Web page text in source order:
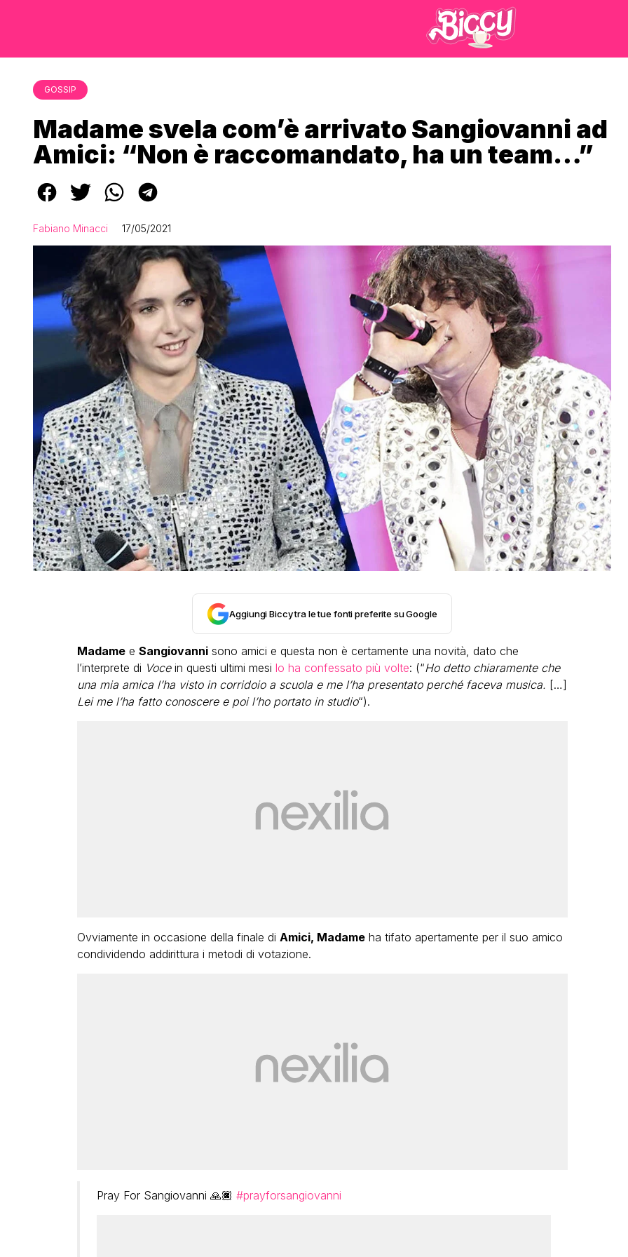
GOSSIP
Madame svela com’è arrivato Sangiovanni ad
Amici: “Non è raccomandato, ha un team…”
Fabiano Minacci 17/05/2021
Aggiungi Biccy tra le tue fonti preferite su Google
Madamee Sangiovannisono amici e questa non è certamente una novità, dato che
l’interprete di Vocein questi ultimi mesi lo ha confessato più volte: (“Ho detto chiaramente che
una mia amica l’ha visto in corridoio a scuola e me l’ha presentato perché faceva musica. […]
Lei me l’ha fatto conoscere e poi l’ho portato in studio“).
Ovviamente in occasione della finale di Amici, Madameha tifato apertamente per il suo amico
condividendo addirittura i metodi di votazione.
Pray For Sangiovanni 🙏🏿 #prayforsangiovanni
compleanno con tutte le grandi
dive compie 15 anni: il video